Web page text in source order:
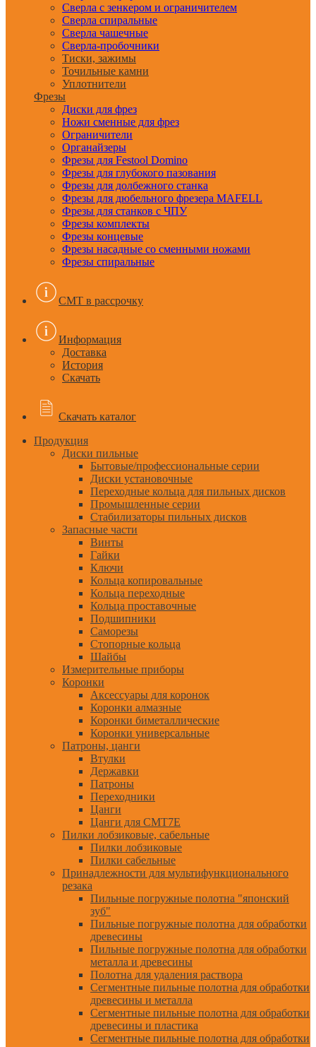
Сверла с зенкером и ограничителем
Сверла спиральные
Сверла чашечные
Сверла-пробочники
Тиски, зажимы
Точильные камни
Уплотнители
Фрезы
Диски для фрез
Ножи сменные для фрез
Ограничители
Органайзеры
Фрезы для Festool Domino
Фрезы для глубокого пазования
Фрезы для долбежного станка
Фрезы для дюбельного фрезера MAFELL
Фрезы для станков с ЧПУ
Фрезы комплекты
Фрезы концевые
Фрезы насадные со сменными ножами
Фрезы спиральные
CMT в рассрочку
Информация
Доставка
История
Скачать
Скачать каталог
Продукция
Диски пильные
Бытовые/профессиональные серии
Диски установочные
Переходные кольца для пильных дисков
Промышленные серии
Стабилизаторы пильных дисков
Запасные части
Винты
Гайки
Ключи
Кольца копировальные
Кольца переходные
Кольца проставочные
Подшипники
Саморезы
Стопорные кольца
Шайбы
Измерительные приборы
Коронки
Аксессуары для коронок
Коронки алмазные
Коронки биметаллические
Коронки универсальные
Патроны, цанги
Втулки
Державки
Патроны
Переходники
Цанги
Цанги для CMT7E
Пилки лобзиковые, сабельные
Пилки лобзиковые
Пилки сабельные
Принадлежности для мультифункционального
резака
Пильные погружные полотна "японский
зуб"
Пильные погружные полотна для обработки
древесины
Пильные погружные полотна для обработки
металла и древесины
Полотна для удаления раствора
Сегментные пильные полотна для обработки
древесины и металла
Сегментные пильные полотна для обработки
древесины и пластика
Сегментные пильные полотна для обработки